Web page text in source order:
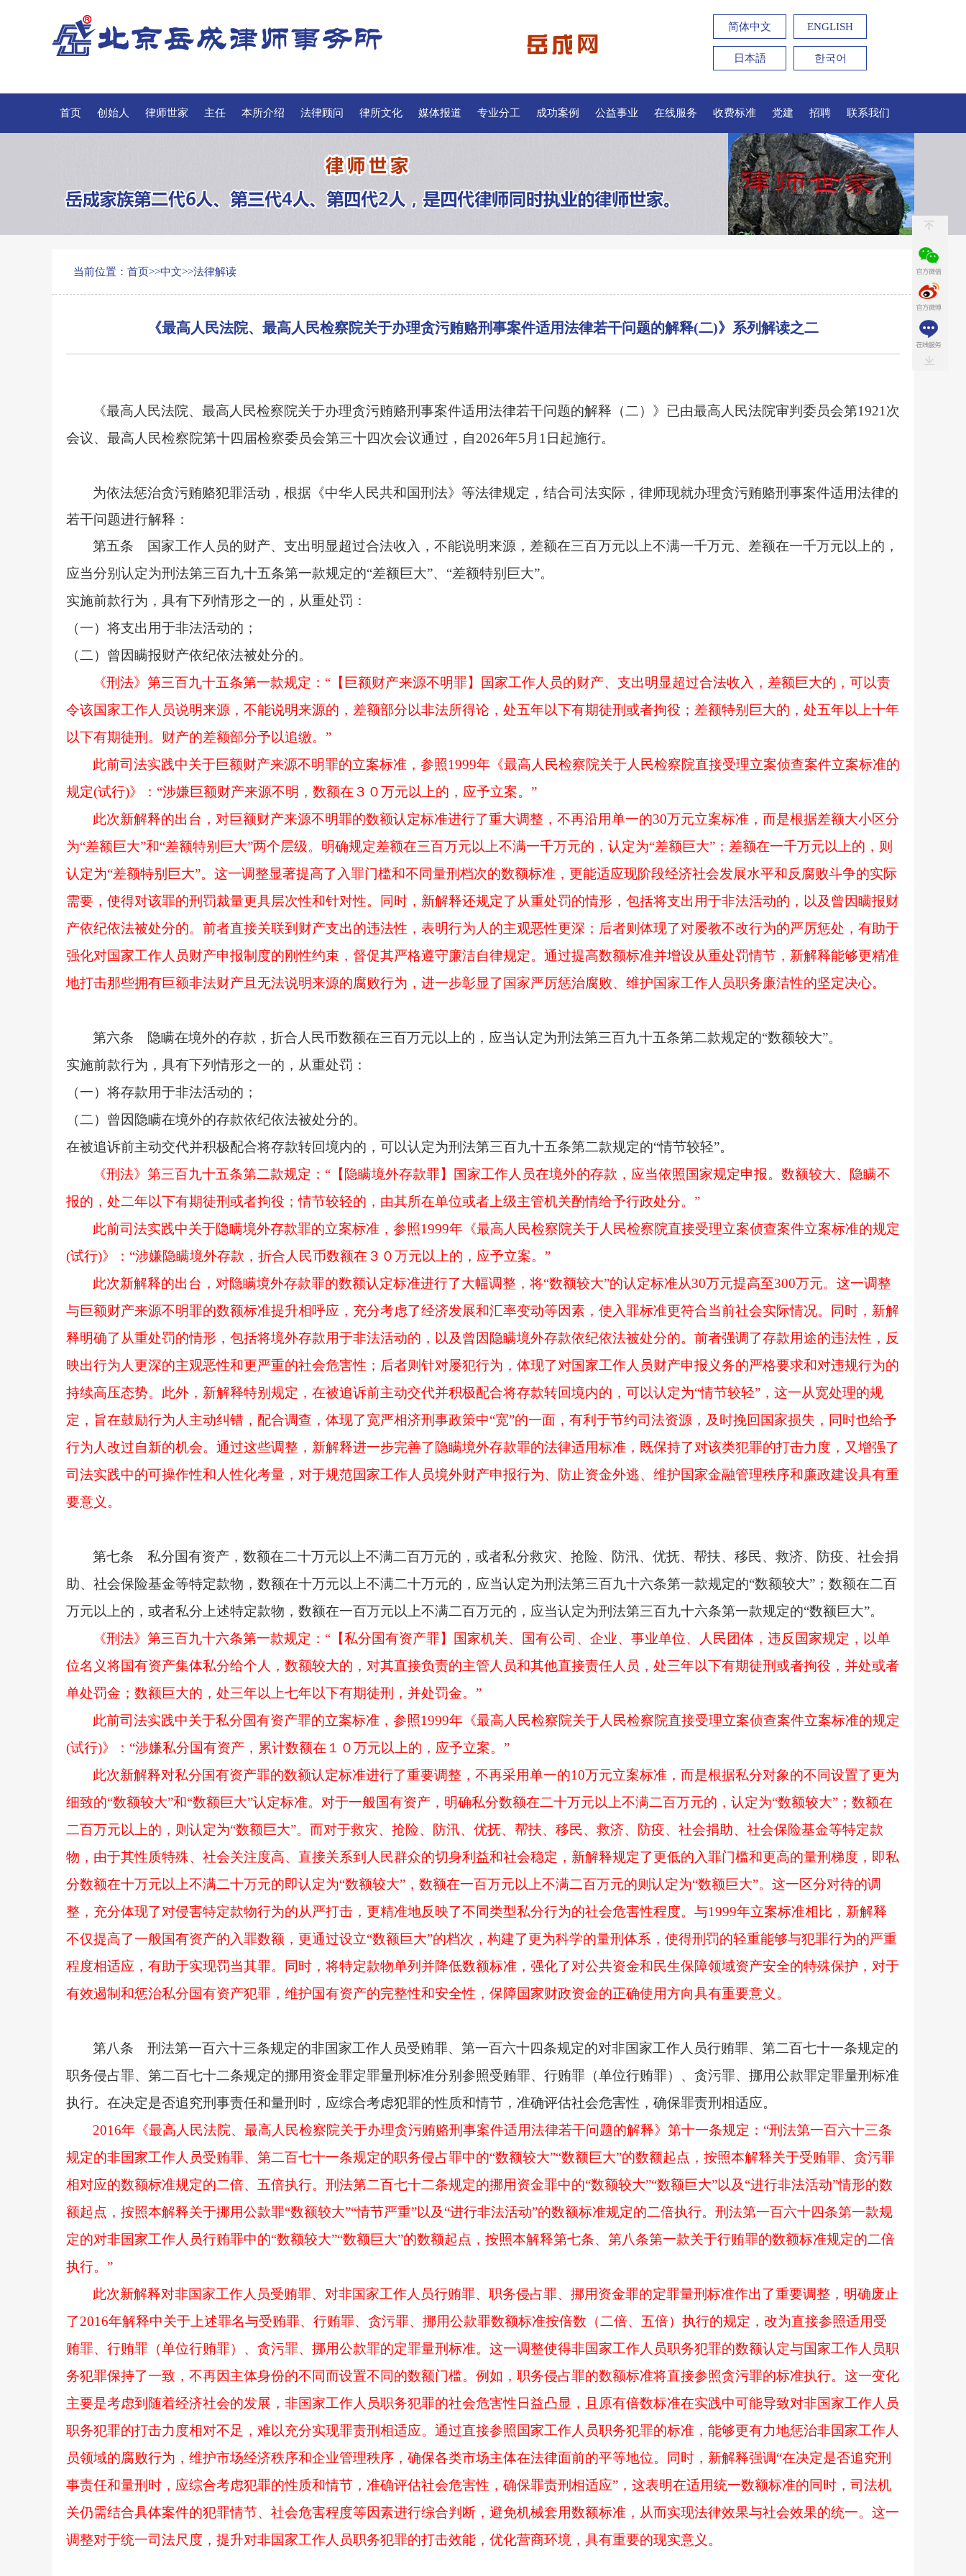
简体中文 ENGLISH
日本語 한국어
首页 创始人 律师世家 主任 本所介绍 法律顾问 律所文化 媒体报道 专业分工 成功案例 公益事业 在线服务 收费标准 党建 招聘 联系我们
当前位置： 首页>>中文>>法律解读
《最高人民法院、最高人民检察院关于办理贪污贿赂刑事案件适用法律若干问题的解释(二)》系列解读之二
《最高人民法院、最高人民检察院关于办理贪污贿赂刑事案件适用法律若干问题的解释（二）》已由最高人民法院审判委员会第1921次
会议、最高人民检察院第十四届检察委员会第三十四次会议通过，自2026年5月1日起施行。
为依法惩治贪污贿赂犯罪活动，根据《中华人民共和国刑法》等法律规定，结合司法实际，律师现就办理贪污贿赂刑事案件适用法律的
若干问题进行解释：
第五条 国家工作人员的财产、支出明显超过合法收入，不能说明来源，差额在三百万元以上不满一千万元、差额在一千万元以上的，
应当分别认定为刑法第三百九十五条第一款规定的“差额巨大”、“差额特别巨大”。
实施前款行为，具有下列情形之一的，从重处罚：
（一）将支出用于非法活动的；
（二）曾因瞒报财产依纪依法被处分的。
《刑法》第三百九十五条第一款规定： “【巨额财产来源不明罪】国家工作人员的财产、支出明显超过合法收入，差额巨大的，可以责
令该国家工作人员说明来源，不能说明来源的，差额部分以非法所得论，处五年以下有期徒刑或者拘役；差额特别巨大的，处五年以上十年
以下有期徒刑。财产的差额部分予以追缴。”
此前司法实践中关于巨额财产来源不明罪的立案标准，参照1999年《最高人民检察院关于人民检察院直接受理立案侦查案件立案标准的
规定(试行)》：“涉嫌巨额财产来源不明，数额在３０万元以上的，应予立案。”
此次新解释的出台，对巨额财产来源不明罪的数额认定标准进行了重大调整，不再沿用单一的30万元立案标准，而是根据差额大小区分
为“差额巨大”和“差额特别巨大”两个层级。明确规定差额在三百万元以上不满一千万元的，认定为“差额巨大”；差额在一千万元以上的，则
认定为“差额特别巨大”。这一调整显著提高了入罪门槛和不同量刑档次的数额标准，更能适应现阶段经济社会发展水平和反腐败斗争的实际
需要，使得对该罪的刑罚裁量更具层次性和针对性。同时，新解释还规定了从重处罚的情形，包括将支出用于非法活动的，以及曾因瞒报财
产依纪依法被处分的。前者直接关联到财产支出的违法性，表明行为人的主观恶性更深；后者则体现了对屡教不改行为的严厉惩处，有助于
强化对国家工作人员财产申报制度的刚性约束，督促其严格遵守廉洁自律规定。通过提高数额标准并增设从重处罚情节，新解释能够更精准
地打击那些拥有巨额非法财产且无法说明来源的腐败行为，进一步彰显了国家严厉惩治腐败、维护国家工作人员职务廉洁性的坚定决心。
第六条 隐瞒在境外的存款，折合人民币数额在三百万元以上的，应当认定为刑法第三百九十五条第二款规定的“数额较大”。
实施前款行为，具有下列情形之一的，从重处罚：
（一）将存款用于非法活动的；
（二）曾因隐瞒在境外的存款依纪依法被处分的。
在被追诉前主动交代并积极配合将存款转回境内的，可以认定为刑法第三百九十五条第二款规定的“情节较轻”。
《刑法》第三百九十五条第二款规定： “【隐瞒境外存款罪】国家工作人员在境外的存款，应当依照国家规定申报。数额较大、隐瞒不
报的，处二年以下有期徒刑或者拘役；情节较轻的，由其所在单位或者上级主管机关酌情给予行政处分。”
此前司法实践中关于隐瞒境外存款罪的立案标准，参照1999年《最高人民检察院关于人民检察院直接受理立案侦查案件立案标准的规定
(试行)》：“涉嫌隐瞒境外存款，折合人民币数额在３０万元以上的，应予立案。”
此次新解释的出台，对隐瞒境外存款罪的数额认定标准进行了大幅调整，将“数额较大”的认定标准从30万元提高至300万元。这一调整
与巨额财产来源不明罪的数额标准提升相呼应，充分考虑了经济发展和汇率变动等因素，使入罪标准更符合当前社会实际情况。同时，新解
释明确了从重处罚的情形，包括将境外存款用于非法活动的，以及曾因隐瞒境外存款依纪依法被处分的。前者强调了存款用途的违法性，反
映出行为人更深的主观恶性和更严重的社会危害性；后者则针对屡犯行为，体现了对国家工作人员财产申报义务的严格要求和对违规行为的
持续高压态势。此外，新解释特别规定，在被追诉前主动交代并积极配合将存款转回境内的，可以认定为“情节较轻”，这一从宽处理的规
定，旨在鼓励行为人主动纠错，配合调查，体现了宽严相济刑事政策中“宽”的一面，有利于节约司法资源，及时挽回国家损失，同时也给予
行为人改过自新的机会。通过这些调整，新解释进一步完善了隐瞒境外存款罪的法律适用标准，既保持了对该类犯罪的打击力度，又增强了
司法实践中的可操作性和人性化考量，对于规范国家工作人员境外财产申报行为、防止资金外逃、维护国家金融管理秩序和廉政建设具有重
要意义。
第七条 私分国有资产，数额在二十万元以上不满二百万元的，或者私分救灾、抢险、防汛、优抚、帮扶、移民、救济、防疫、社会捐
助、社会保险基金等特定款物，数额在十万元以上不满二十万元的，应当认定为刑法第三百九十六条第一款规定的“数额较大”；数额在二百
万元以上的，或者私分上述特定款物，数额在一百万元以上不满二百万元的，应当认定为刑法第三百九十六条第一款规定的“数额巨大”。
《刑法》第三百九十六条第一款规定： “【私分国有资产罪】国家机关、国有公司、企业、事业单位、人民团体，违反国家规定，以单
位名义将国有资产集体私分给个人，数额较大的，对其直接负责的主管人员和其他直接责任人员，处三年以下有期徒刑或者拘役，并处或者
单处罚金；数额巨大的，处三年以上七年以下有期徒刑，并处罚金。”
此前司法实践中关于私分国有资产罪的立案标准，参照1999年《最高人民检察院关于人民检察院直接受理立案侦查案件立案标准的规定
(试行)》：“涉嫌私分国有资产，累计数额在１０万元以上的，应予立案。”
此次新解释对私分国有资产罪的数额认定标准进行了重要调整，不再采用单一的10万元立案标准，而是根据私分对象的不同设置了更为
细致的“数额较大”和“数额巨大”认定标准。对于一般国有资产，明确私分数额在二十万元以上不满二百万元的，认定为“数额较大”；数额在
二百万元以上的，则认定为“数额巨大”。而对于救灾、抢险、防汛、优抚、帮扶、移民、救济、防疫、社会捐助、社会保险基金等特定款
物，由于其性质特殊、社会关注度高、直接关系到人民群众的切身利益和社会稳定，新解释规定了更低的入罪门槛和更高的量刑梯度，即私
分数额在十万元以上不满二十万元的即认定为“数额较大”，数额在一百万元以上不满二百万元的则认定为“数额巨大”。这一区分对待的调
整，充分体现了对侵害特定款物行为的从严打击，更精准地反映了不同类型私分行为的社会危害性程度。与1999年立案标准相比，新解释
不仅提高了一般国有资产的入罪数额，更通过设立“数额巨大”的档次，构建了更为科学的量刑体系，使得刑罚的轻重能够与犯罪行为的严重
程度相适应，有助于实现罚当其罪。同时，将特定款物单列并降低数额标准，强化了对公共资金和民生保障领域资产安全的特殊保护，对于
有效遏制和惩治私分国有资产犯罪，维护国有资产的完整性和安全性，保障国家财政资金的正确使用方向具有重要意义。
第八条 刑法第一百六十三条规定的非国家工作人员受贿罪、第一百六十四条规定的对非国家工作人员行贿罪、第二百七十一条规定的
职务侵占罪、第二百七十二条规定的挪用资金罪定罪量刑标准分别参照受贿罪、行贿罪（单位行贿罪）、贪污罪、挪用公款罪定罪量刑标准
执行。在决定是否追究刑事责任和量刑时，应综合考虑犯罪的性质和情节，准确评估社会危害性，确保罪责刑相适应。
2016年《最高人民法院、最高人民检察院关于办理贪污贿赂刑事案件适用法律若干问题的解释》第十一条规定：“刑法第一百六十三条
规定的非国家工作人员受贿罪、第二百七十一条规定的职务侵占罪中的“数额较大”“数额巨大”的数额起点，按照本解释关于受贿罪、贪污罪
相对应的数额标准规定的二倍、五倍执行。刑法第二百七十二条规定的挪用资金罪中的“数额较大”“数额巨大”以及“进行非法活动”情形的数
额起点，按照本解释关于挪用公款罪“数额较大”“情节严重”以及“进行非法活动”的数额标准规定的二倍执行。刑法第一百六十四条第一款规
定的对非国家工作人员行贿罪中的“数额较大”“数额巨大”的数额起点，按照本解释第七条、第八条第一款关于行贿罪的数额标准规定的二倍
执行。”
此次新解释对非国家工作人员受贿罪、对非国家工作人员行贿罪、职务侵占罪、挪用资金罪的定罪量刑标准作出了重要调整，明确废止
了2016年解释中关于上述罪名与受贿罪、行贿罪、贪污罪、挪用公款罪数额标准按倍数（二倍、五倍）执行的规定，改为直接参照适用受
贿罪、行贿罪（单位行贿罪）、贪污罪、挪用公款罪的定罪量刑标准。这一调整使得非国家工作人员职务犯罪的数额认定与国家工作人员职
务犯罪保持了一致，不再因主体身份的不同而设置不同的数额门槛。例如，职务侵占罪的数额标准将直接参照贪污罪的标准执行。这一变化
主要是考虑到随着经济社会的发展，非国家工作人员职务犯罪的社会危害性日益凸显，且原有倍数标准在实践中可能导致对非国家工作人员
职务犯罪的打击力度相对不足，难以充分实现罪责刑相适应。通过直接参照国家工作人员职务犯罪的标准，能够更有力地惩治非国家工作人
员领域的腐败行为，维护市场经济秩序和企业管理秩序，确保各类市场主体在法律面前的平等地位。同时，新解释强调“在决定是否追究刑
事责任和量刑时，应综合考虑犯罪的性质和情节，准确评估社会危害性，确保罪责刑相适应”，这表明在适用统一数额标准的同时，司法机
关仍需结合具体案件的犯罪情节、社会危害程度等因素进行综合判断，避免机械套用数额标准，从而实现法律效果与社会效果的统一。这一
调整对于统一司法尺度，提升对非国家工作人员职务犯罪的打击效能，优化营商环境，具有重要的现实意义。